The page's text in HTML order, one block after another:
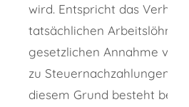
wird. Entspricht das
tatsächlichen Arbeitslöhne
gesetzlichen Annahme von
zu Steuernachzahlungen
diesem Grund besteht bei